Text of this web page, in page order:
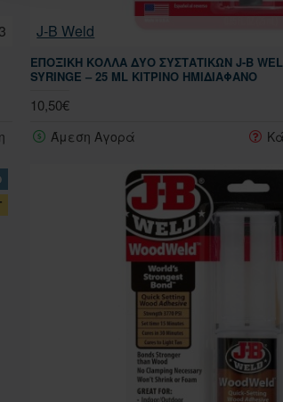
J-B Weld
ΕΠΟΞΙΚΉ ΚΌΛΛΑ ΔΎΟ ΣΥΣΤΑΤΙΚΏΝ J-B
SYRINGE – 25 ML ΚΊΤΡΙΝΟ ΗΜΙΔΙΆΦΑΝΟ
10,50€
Άμεση Αγορά